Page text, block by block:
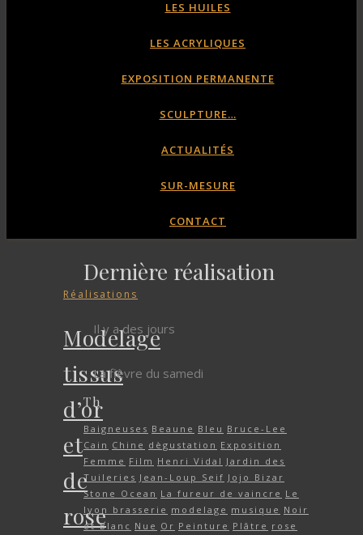
LES HUILES
LES ACRYLIQUES
EXPOSITION PERMANENTE
SCULPTURE…
ACTUALITÉS
SUR-MESURE
CONTACT
Réalisations
Modelage
tissus
d’or
et
de
rose
Dernière réalisation
Il y a des jours
La fièvre du samedi
Th
Baigneuses Beaune Bleu Bruce-Lee
Cain Chine dègustation Exposition
Femme Film Henri Vidal Jardin des
Tuileries Jean-Loup Seif Jojo Bizar
Stone Ocean La fureur de vaincre Le
lyon brasserie modelage musique Noir
et Blanc Nue Or Peinture Plâtre rose